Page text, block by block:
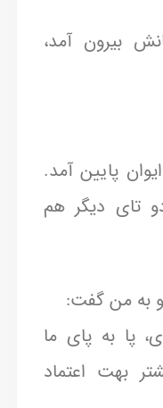
بیرون آمد،
پایین آمد.
تای دیگر هم
به من گفت:
پا به پای ما
بهت اعتماد